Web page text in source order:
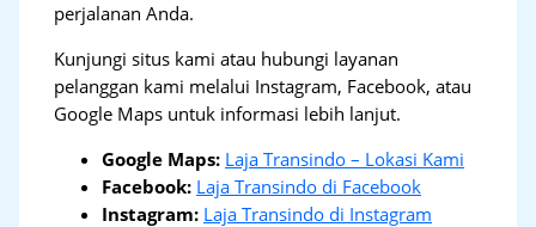
perjalanan Anda.
Kunjungi situs kami atau hubungi layanan
pelanggan kami melalui Instagram, Facebook, atau
Google Maps untuk informasi lebih lanjut.
Google Maps: Laja Transindo – Lokasi Kami
Facebook: Laja Transindo di Facebook
Instagram: Laja Transindo di Instagram